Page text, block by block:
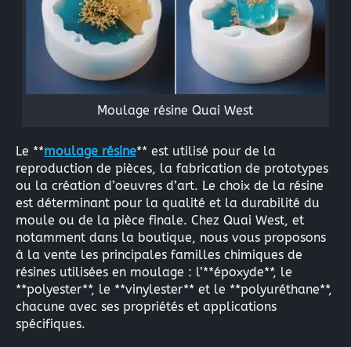
Moulage résine Quai West
Le **moulage résine** est utilisé pour de la
reproduction de pièces, la fabrication de prototypes
ou la création d’oeuvres d’art. Le choix de la résine
est déterminant pour la qualité et la durabilité du
moule ou de la pièce finale. Chez Quai West, et
notamment dans la boutique, nous vous proposons
à la vente les principales familles chimiques de
résines utilisées en moulage : l’**époxyde**, le
**polyester**, le **vinylester** et le **polyuréthane**,
chacune avec ses propriétés et applications
spécifiques.